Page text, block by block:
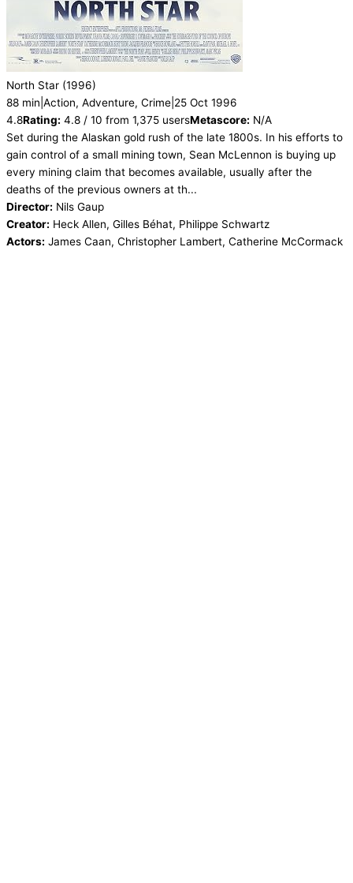
North Star (1996)
88 min Action, Adventure, Crime 25 Oct 1996
4.8Rating: 4.8 / 10 from 1,375 usersMetascore: N/A
Set during the Alaskan gold rush of the late 1800s. In his efforts to
gain control of a small mining town, Sean McLennon is buying up
every mining claim that becomes available, usually after the
deaths of the previous owners at th...
Director: Nils Gaup
Creator: Heck Allen, Gilles Béhat, Philippe Schwartz
Actors: James Caan, Christopher Lambert, Catherine McCormack